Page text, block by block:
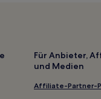
Für Anbieter,
und Medien
Affiliate-Partner-